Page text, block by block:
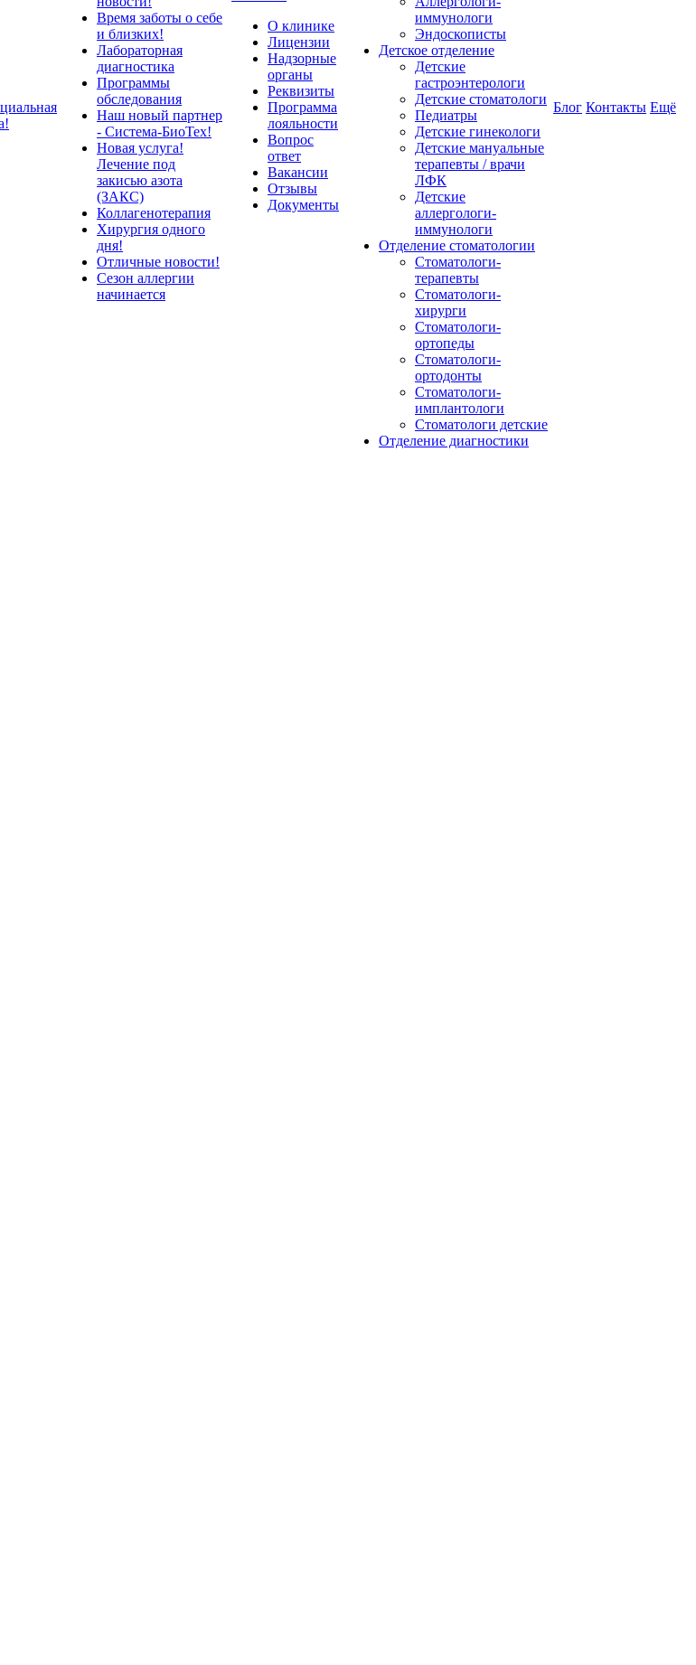
Время заботы о себе
и близких!
Лабораторная
диагностика
Программы
обследования
Наш новый партнер
- Система-БиоТех!
Новая услуга!
Лечение под
закисью азота
(ЗАКС)
Коллагенотерапия
Хирургия одного
дня!
Отличные новости!
Сезон аллергии
начинается
О клинике
Лицензии
Надзорные
органы
Реквизиты
Программа
лояльности
Вопрос
ответ
Вакансии
Отзывы
Документы
иммунологи
Эндоскописты
Детское отделение
Детские
гастроэнтерологи
Детские стоматологи
Педиатры
Детские гинекологи
Детские мануальные
терапевты / врачи
ЛФК
Детские
аллергологи-
иммунологи
Отделение стоматологии
Стоматологи-
терапевты
Стоматологи-
хирурги
Стоматологи-
ортопеды
Стоматологи-
ортодонты
Стоматологи-
имплантологи
Стоматологи детские
Отделение диагностики
Блог Контакты Ещё